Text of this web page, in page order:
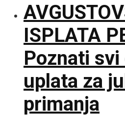
ISPLATA
Poznati
uplata za
primanja